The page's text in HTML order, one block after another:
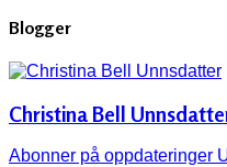
Blogger
Christina Bell
Abonner på oppdateringer